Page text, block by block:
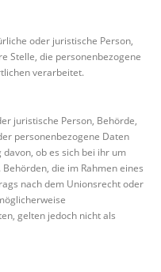
oder juristische Person,
Stelle, die personenbezogene
verarbeitet.
juristische Person, Behörde,
personenbezogene Daten
ob es sich bei ihr um
die im Rahmen eines
nach dem Unionsrecht oder
gelten jedoch nicht als